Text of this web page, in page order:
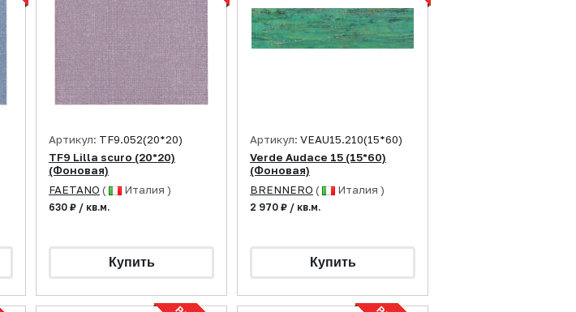
Артикул: TF9.052(20*20)
TF9 Lilla scuro (20*20)
(Фоновая)
FAETANO ( Италия )
630 ₽ / кв.м.
Артикул: VEAU15.210(15*60)
Verde Audace 15 (15*60)
(Фоновая)
BRENNERO ( Италия )
2 970 ₽ / кв.м.